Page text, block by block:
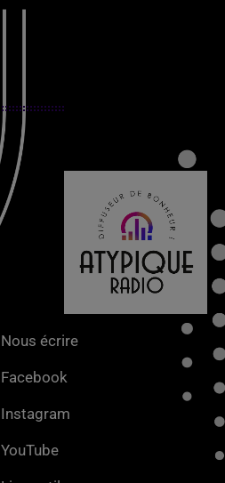
Nous écrire
Facebook
Instagram
YouTube